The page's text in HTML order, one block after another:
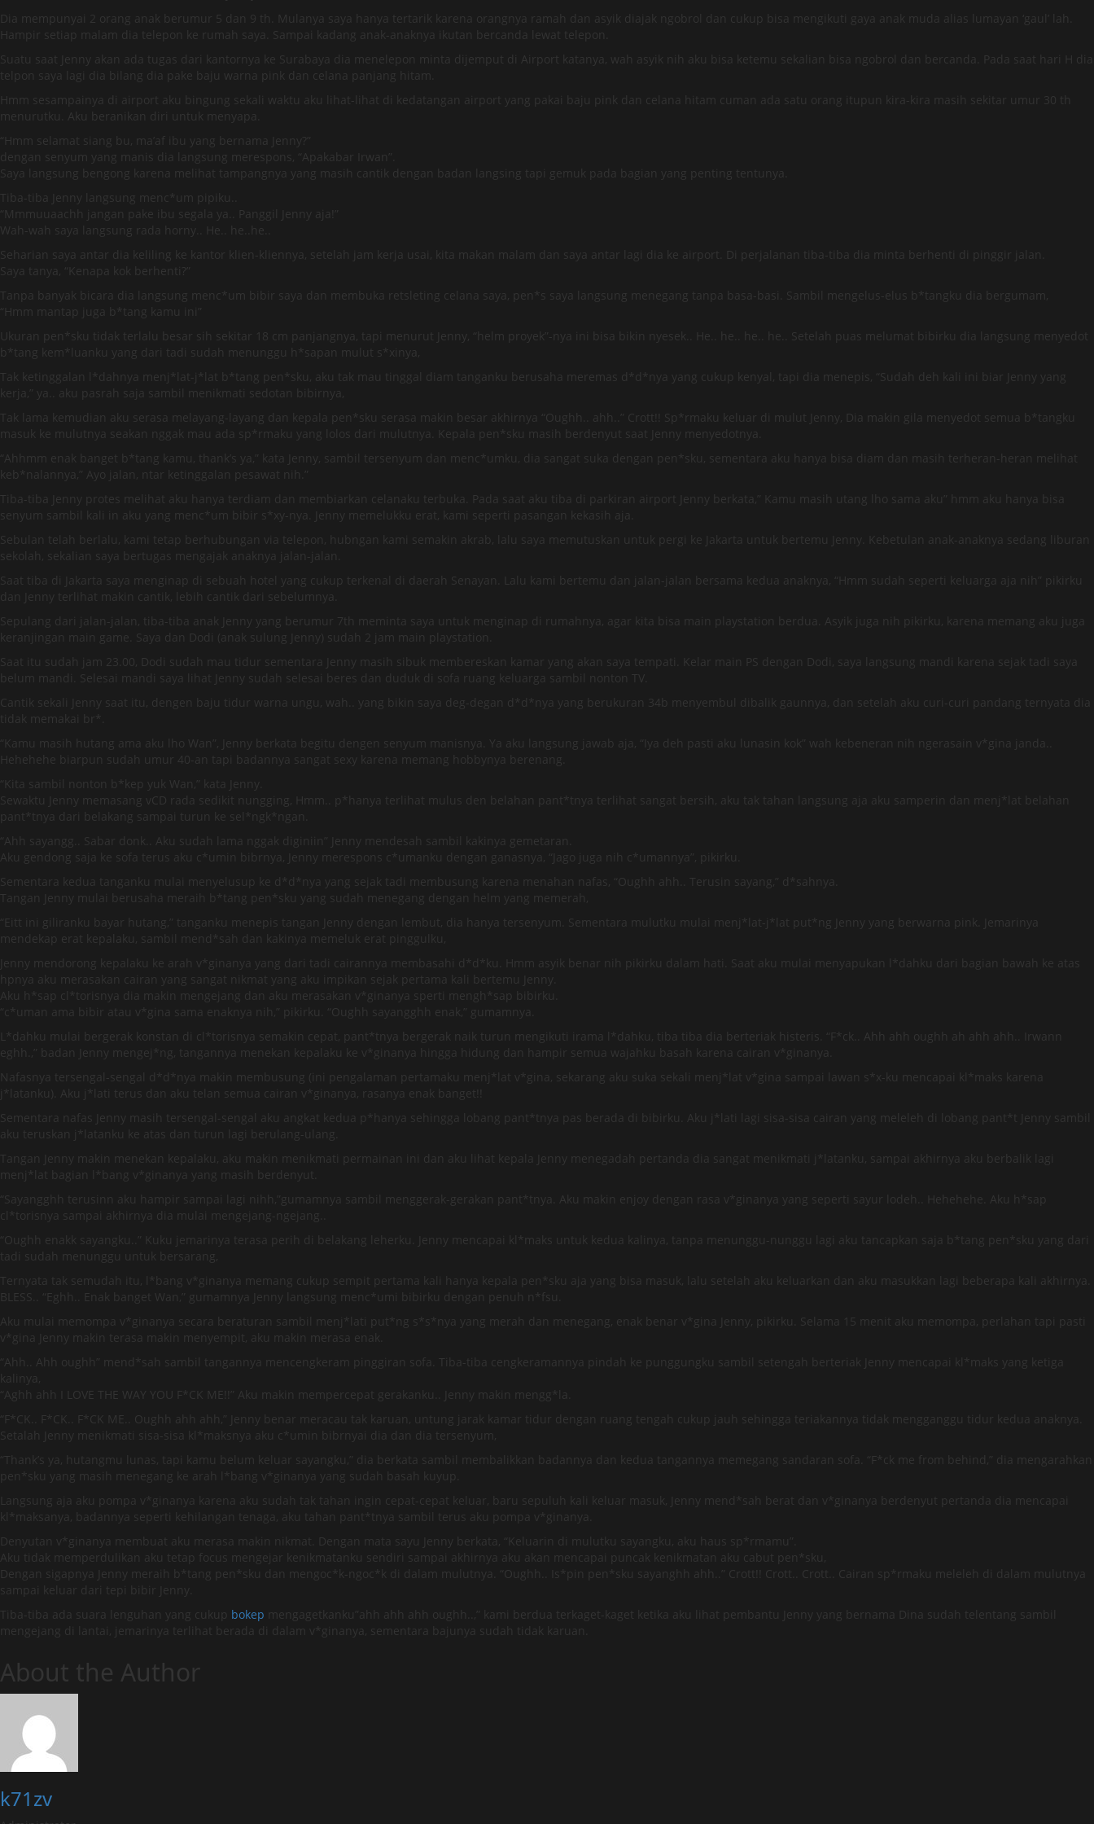
Dia mempunyai 2 orang anak berumur 5 dan 9 th. Mulanya saya hanya tertarik karena orangnya ramah dan asyik diajak ngobrol dan cukup bisa mengikuti gaya anak muda alias lumayan ‘gaul’ lah.
Hampir setiap malam dia telepon ke rumah saya. Sampai kadang anak-anaknya ikutan bercanda lewat telepon.
Suatu saat Jenny akan ada tugas dari kantornya ke Surabaya dia menelepon minta dijemput di Airport katanya, wah asyik nih aku bisa ketemu sekalian bisa ngobrol dan bercanda. Pada saat hari H dia
telpon saya lagi dia bilang dia pake baju warna pink dan celana panjang hitam.
Hmm sesampainya di airport aku bingung sekali waktu aku lihat-lihat di kedatangan airport yang pakai baju pink dan celana hitam cuman ada satu orang itupun kira-kira masih sekitar umur 30 th
menurutku. Aku beranikan diri untuk menyapa.
“Hmm selamat siang bu, ma’af ibu yang bernama Jenny?”
dengan senyum yang manis dia langsung merespons, “Apakabar Irwan”.
Saya langsung bengong karena melihat tampangnya yang masih cantik dengan badan langsing tapi gemuk pada bagian yang penting tentunya.
Tiba-tiba Jenny langsung menc*um pipiku..
“Mmmuuaachh jangan pake ibu segala ya.. Panggil Jenny aja!”
Wah-wah saya langsung rada horny.. He.. he..he..
Seharian saya antar dia keliling ke kantor klien-kliennya, setelah jam kerja usai, kita makan malam dan saya antar lagi dia ke airport. Di perjalanan tiba-tiba dia minta berhenti di pinggir jalan.
Saya tanya, “Kenapa kok berhenti?”
Tanpa banyak bicara dia langsung menc*um bibir saya dan membuka retsleting celana saya, pen*s saya langsung menegang tanpa basa-basi. Sambil mengelus-elus b*tangku dia bergumam,
“Hmm mantap juga b*tang kamu ini”
Ukuran pen*sku tidak terlalu besar sih sekitar 18 cm panjangnya, tapi menurut Jenny, “helm proyek”-nya ini bisa bikin nyesek.. He.. he.. he.. he.. Setelah puas melumat bibirku dia langsung menyedot
b*tang kem*luanku yang dari tadi sudah menunggu h*sapan mulut s*xinya,
Tak ketinggalan l*dahnya menj*lat-j*lat b*tang pen*sku, aku tak mau tinggal diam tanganku berusaha meremas d*d*nya yang cukup kenyal, tapi dia menepis, “Sudah deh kali ini biar Jenny yang
kerja,” ya.. aku pasrah saja sambil menikmati sedotan bibirnya,
Tak lama kemudian aku serasa melayang-layang dan kepala pen*sku serasa makin besar akhirnya “Oughh.. ahh..” Crott!! Sp*rmaku keluar di mulut Jenny, Dia makin gila menyedot semua b*tangku
masuk ke mulutnya seakan nggak mau ada sp*rmaku yang lolos dari mulutnya. Kepala pen*sku masih berdenyut saat Jenny menyedotnya.
“Ahhmm enak banget b*tang kamu, thank’s ya,” kata Jenny, sambil tersenyum dan menc*umku, dia sangat suka dengan pen*sku, sementara aku hanya bisa diam dan masih terheran-heran melihat
keb*nalannya,” Ayo jalan, ntar ketinggalan pesawat nih.”
Tiba-tiba Jenny protes melihat aku hanya terdiam dan membiarkan celanaku terbuka. Pada saat aku tiba di parkiran airport Jenny berkata,” Kamu masih utang lho sama aku” hmm aku hanya bisa
senyum sambil kali in aku yang menc*um bibir s*xy-nya. Jenny memelukku erat, kami seperti pasangan kekasih aja.
Sebulan telah berlalu, kami tetap berhubungan via telepon, hubngan kami semakin akrab, lalu saya memutuskan untuk pergi ke Jakarta untuk bertemu Jenny. Kebetulan anak-anaknya sedang liburan
sekolah, sekalian saya bertugas mengajak anaknya jalan-jalan.
Saat tiba di Jakarta saya menginap di sebuah hotel yang cukup terkenal di daerah Senayan. Lalu kami bertemu dan jalan-jalan bersama kedua anaknya, “Hmm sudah seperti keluarga aja nih” pikirku
dan Jenny terlihat makin cantik, lebih cantik dari sebelumnya.
Sepulang dari jalan-jalan, tiba-tiba anak Jenny yang berumur 7th meminta saya untuk menginap di rumahnya, agar kita bisa main playstation berdua. Asyik juga nih pikirku, karena memang aku juga
keranjingan main game. Saya dan Dodi (anak sulung Jenny) sudah 2 jam main playstation.
Saat itu sudah jam 23.00, Dodi sudah mau tidur sementara Jenny masih sibuk membereskan kamar yang akan saya tempati. Kelar main PS dengan Dodi, saya langsung mandi karena sejak tadi saya
belum mandi. Selesai mandi saya lihat Jenny sudah selesai beres dan duduk di sofa ruang keluarga sambil nonton TV.
Cantik sekali Jenny saat itu, dengen baju tidur warna ungu, wah.. yang bikin saya deg-degan d*d*nya yang berukuran 34b menyembul dibalik gaunnya, dan setelah aku curi-curi pandang ternyata dia
tidak memakai br*.
“Kamu masih hutang ama aku lho Wan”, Jenny berkata begitu dengen senyum manisnya. Ya aku langsung jawab aja, “Iya deh pasti aku lunasin kok” wah kebeneran nih ngerasain v*gina janda..
Hehehehe biarpun sudah umur 40-an tapi badannya sangat sexy karena memang hobbynya berenang.
“Kita sambil nonton b*kep yuk Wan,” kata Jenny.
Sewaktu Jenny memasang vCD rada sedikit nungging, Hmm.. p*hanya terlihat mulus den belahan pant*tnya terlihat sangat bersih, aku tak tahan langsung aja aku samperin dan menj*lat belahan
pant*tnya dari belakang sampai turun ke sel*ngk*ngan.
“Ahh sayangg.. Sabar donk.. Aku sudah lama nggak diginiin” Jenny mendesah sambil kakinya gemetaran.
Aku gendong saja ke sofa terus aku c*umin bibrnya, Jenny merespons c*umanku dengan ganasnya, “Jago juga nih c*umannya”, pikirku.
Sementara kedua tanganku mulai menyelusup ke d*d*nya yang sejak tadi membusung karena menahan nafas, “Oughh ahh.. Terusin sayang,” d*sahnya.
Tangan Jenny mulai berusaha meraih b*tang pen*sku yang sudah menegang dengan helm yang memerah,
“Eitt ini giliranku bayar hutang,” tanganku menepis tangan Jenny dengan lembut, dia hanya tersenyum. Sementara mulutku mulai menj*lat-j*lat put*ng Jenny yang berwarna pink. Jemarinya
mendekap erat kepalaku, sambil mend*sah dan kakinya memeluk erat pinggulku,
Jenny mendorong kepalaku ke arah v*ginanya yang dari tadi cairannya membasahi d*d*ku. Hmm asyik benar nih pikirku dalam hati. Saat aku mulai menyapukan l*dahku dari bagian bawah ke atas
hpnya aku merasakan cairan yang sangat nikmat yang aku impikan sejak pertama kali bertemu Jenny.
Aku h*sap cl*torisnya dia makin mengejang dan aku merasakan v*ginanya sperti mengh*sap bibirku.
“c*uman ama bibir atau v*gina sama enaknya nih,” pikirku. “Oughh sayangghh enak,” gumamnya.
L*dahku mulai bergerak konstan di cl*torisnya semakin cepat, pant*tnya bergerak naik turun mengikuti irama l*dahku, tiba tiba dia berteriak histeris. “F*ck.. Ahh ahh oughh ah ahh ahh.. Irwann
eghh.,” badan Jenny mengej*ng, tangannya menekan kepalaku ke v*ginanya hingga hidung dan hampir semua wajahku basah karena cairan v*ginanya.
Nafasnya tersengal-sengal d*d*nya makin membusung (ini pengalaman pertamaku menj*lat v*gina, sekarang aku suka sekali menj*lat v*gina sampai lawan s*x-ku mencapai kl*maks karena
j*latanku). Aku j*lati terus dan aku telan semua cairan v*ginanya, rasanya enak banget!!
Sementara nafas Jenny masih tersengal-sengal aku angkat kedua p*hanya sehingga lobang pant*tnya pas berada di bibirku. Aku j*lati lagi sisa-sisa cairan yang meleleh di lobang pant*t Jenny sambil
aku teruskan j*latanku ke atas dan turun lagi berulang-ulang.
Tangan Jenny makin menekan kepalaku, aku makin menikmati permainan ini dan aku lihat kepala Jenny menegadah pertanda dia sangat menikmati j*latanku, sampai akhirnya aku berbalik lagi
menj*lat bagian l*bang v*ginanya yang masih berdenyut.
“Sayangghh terusinn aku hampir sampai lagi nihh,”gumamnya sambil menggerak-gerakan pant*tnya. Aku makin enjoy dengan rasa v*ginanya yang seperti sayur lodeh.. Hehehehe. Aku h*sap
cl*torisnya sampai akhirnya dia mulai mengejang-ngejang..
“Oughh enakk sayangku..” Kuku jemarinya terasa perih di belakang leherku. Jenny mencapai kl*maks untuk kedua kalinya, tanpa menunggu-nunggu lagi aku tancapkan saja b*tang pen*sku yang dari
tadi sudah menunggu untuk bersarang,
Ternyata tak semudah itu, l*bang v*ginanya memang cukup sempit pertama kali hanya kepala pen*sku aja yang bisa masuk, lalu setelah aku keluarkan dan aku masukkan lagi beberapa kali akhirnya.
BLESS.. “Eghh.. Enak banget Wan,” gumamnya Jenny langsung menc*umi bibirku dengan penuh n*fsu.
Aku mulai memompa v*ginanya secara beraturan sambil menj*lati put*ng s*s*nya yang merah dan menegang, enak benar v*gina Jenny, pikirku. Selama 15 menit aku memompa, perlahan tapi pasti
v*gina Jenny makin terasa makin menyempit, aku makin merasa enak.
“Ahh.. Ahh oughh” mend*sah sambil tangannya mencengkeram pinggiran sofa. Tiba-tiba cengkeramannya pindah ke punggungku sambil setengah berteriak Jenny mencapai kl*maks yang ketiga
kalinya,
“Aghh ahh I LOVE THE WAY YOU F*CK ME!!” Aku makin mempercepat gerakanku.. Jenny makin mengg*la.
“F*CK.. F*CK.. F*CK ME.. Oughh ahh ahh,” Jenny benar meracau tak karuan, untung jarak kamar tidur dengan ruang tengah cukup jauh sehingga teriakannya tidak mengganggu tidur kedua anaknya.
Setalah Jenny menikmati sisa-sisa kl*maksnya aku c*umin bibrnyai dia dan dia tersenyum,
“Thank’s ya, hutangmu lunas, tapi kamu belum keluar sayangku,” dia berkata sambil membalikkan badannya dan kedua tangannya memegang sandaran sofa. “F*ck me from behind,” dia mengarahkan
pen*sku yang masih menegang ke arah l*bang v*ginanya yang sudah basah kuyup.
Langsung aja aku pompa v*ginanya karena aku sudah tak tahan ingin cepat-cepat keluar, baru sepuluh kali keluar masuk, Jenny mend*sah berat dan v*ginanya berdenyut pertanda dia mencapai
kl*maksanya, badannya seperti kehilangan tenaga, aku tahan pant*tnya sambil terus aku pompa v*ginanya.
Denyutan v*ginanya membuat aku merasa makin nikmat. Dengan mata sayu Jenny berkata, “Keluarin di mulutku sayangku, aku haus sp*rmamu”.
Aku tidak memperdulikan aku tetap focus mengejar kenikmatanku sendiri sampai akhirnya aku akan mencapai puncak kenikmatan aku cabut pen*sku,
Dengan sigapnya Jenny meraih b*tang pen*sku dan mengoc*k-ngoc*k di dalam mulutnya. “Oughh.. Is*pin pen*sku sayanghh ahh..” Crott!! Crott.. Crott.. Cairan sp*rmaku meleleh di dalam mulutnya
sampai keluar dari tepi bibir Jenny.
Tiba-tiba ada suara lenguhan yang cukup bokep mengagetkanku”ahh ahh ahh oughh..,” kami berdua terkaget-kaget ketika aku lihat pembantu Jenny yang bernama Dina sudah telentang sambil
mengejang di lantai, jemarinya terlihat berada di dalam v*ginanya, sementara bajunya sudah tidak karuan.
About the Author
k71zv